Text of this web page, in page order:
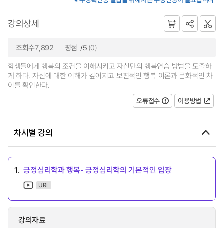
강의상세
조회수7,892 평점 /5 (0)
학생들에게 행복의 조건을 이해시키고 자신만의 행복연습 방법을 도출하
게 하다. 자신에 대한 이해가 깊어지고 보편적인 행복 이론과 문화적인 차
이를 확인한다.
오류접수
이용방법
차시별 강의
1. 긍정심리학과 행복- 긍정심리학의 기본적인 입장
URL
강의자료